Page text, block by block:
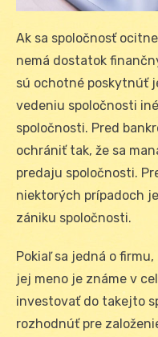
Ak sa spoločnosť
nemá dostatok
sú ochotné poskytnúť
vedeniu spoločnosti
spoločnosti. Pred
ochrániť tak, že sa
predaju spoločnosti.
niektorých prípadoch
zániku spoločnosti.
Pokiaľ sa jedná o
jej meno je známe v
investovať do takejto
rozhodnúť pre